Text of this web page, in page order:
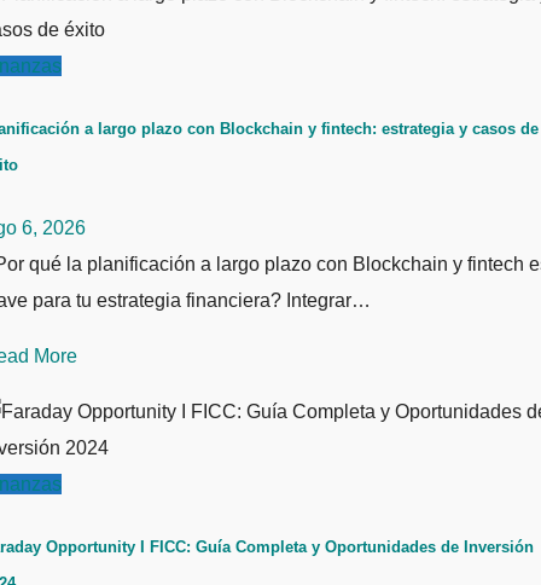
a largo plazo con Blockchain y fintech: estrategia y casos de
6, 2026
qué la planificación a largo plazo con Blockchain y fintech
para tu estrategia financiera? Integrar…
More
Opportunity I FICC: Guía Completa y Oportunidades de Inversión